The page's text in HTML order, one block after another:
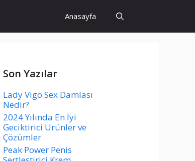
Anasayfa
Son Yazılar
Lady Vigo Sex Damlası
Nedir?
2024 Yılında En İyi
Geciktirici Ürünler ve
Çözümler
Peak Power Penis